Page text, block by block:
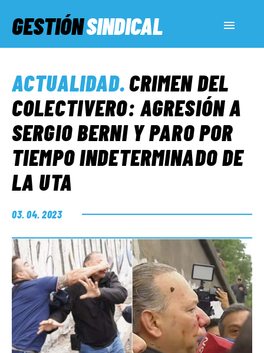
GESTIÓNSINDICAL
SERVICIOS SOCIALES
INFORMES ESPECIALES
FUERA DE MEGÁFONO
EL LADO «G»
ACTUALIDAD.CRIMEN DEL
COLECTIVERO: AGRESIÓN A
SERGIO BERNI Y PARO POR
TIEMPO INDETERMINADO DE
LA UTA
03. 04. 2023